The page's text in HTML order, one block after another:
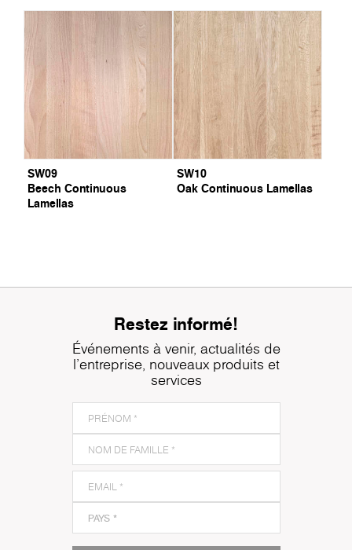
SW09
Beech Continuous
Lamellas
SW10
Oak Continuous Lamellas
Restez informé!
Événements à venir, actualités de
l'entreprise, nouveaux produits et
services